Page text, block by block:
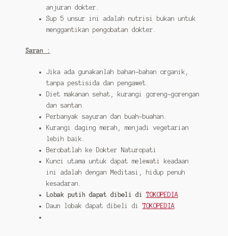
anjuran dokter.
Sup 5 unsur ini adalah nutrisi bukan untuk
menggantikan pengobatan dokter.
Saran :
Jika ada gunakanlah bahan-bahan organik,
tanpa pestisida dan pengawet.
Diet makanan sehat, kurangi goreng-gorengan
dan santan.
Perbanyak sayuran dan buah-buahan.
Kurangi daging merah, menjadi vegetarian
lebih baik.
Berobatlah ke Dokter Naturopati
Kunci utama untuk dapat melewati keadaan
ini adalah dengan Meditasi, hidup penuh
kesadaran.
Lobak putih dapat dibeli di TOKOPEDIA
Daun lobak dapat dibeli di TOKOPEDIA